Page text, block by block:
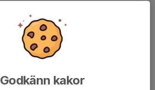
Godkänn kakor